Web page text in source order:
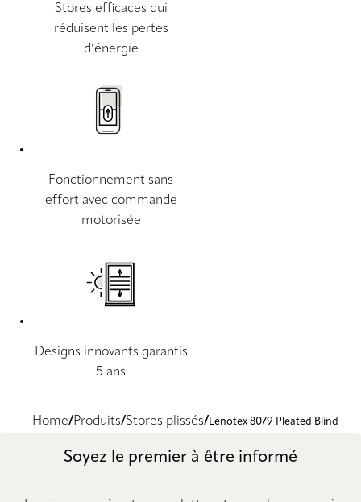
Stores efficaces qui
réduisent les pertes
d’énergie
Fonctionnement sans
effort avec commande
motorisée
Designs innovants garantis
5 ans
Home Produits Stores plissés Lenotex 8079 Pleated Blind
Soyez le premier à être informé